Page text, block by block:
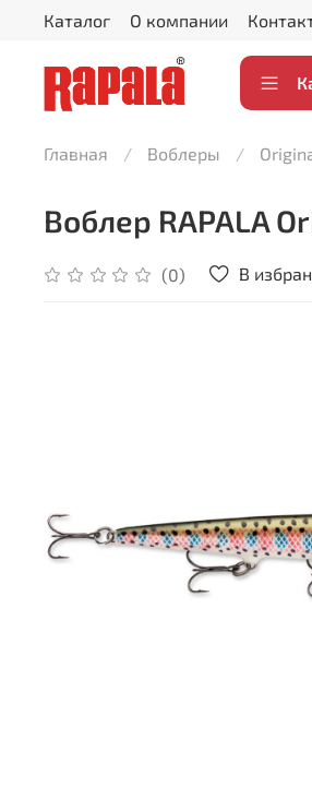
Каталог О компании
Главная Воблеры
Воблер RAPALA
(0) В